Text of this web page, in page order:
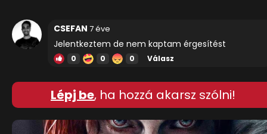
CSEFAN 7 éve
Jelentkeztem de nem kaptam érgesítést
0 0 0 Válasz
Lépj be, ha hozzá akarsz szólni!